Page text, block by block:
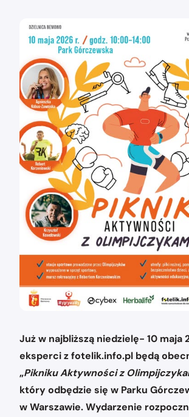
Już w najbliższą niedzielę- 10 maja
eksperci z fotelik.info.pl będą
„Pikniku Aktywności z
który odbędzie się w Parku
w Warszawie. Wydarzenie